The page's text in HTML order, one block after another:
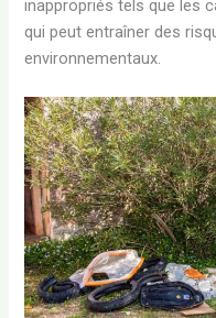
inappropriés tels que les
qui peut entraîner des
environnementaux.